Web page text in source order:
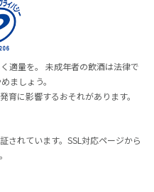
適量を。 未成年者の飲酒は法律で
ましょう。
育に影響するおそれがあります。
されています。SSL対応ページから